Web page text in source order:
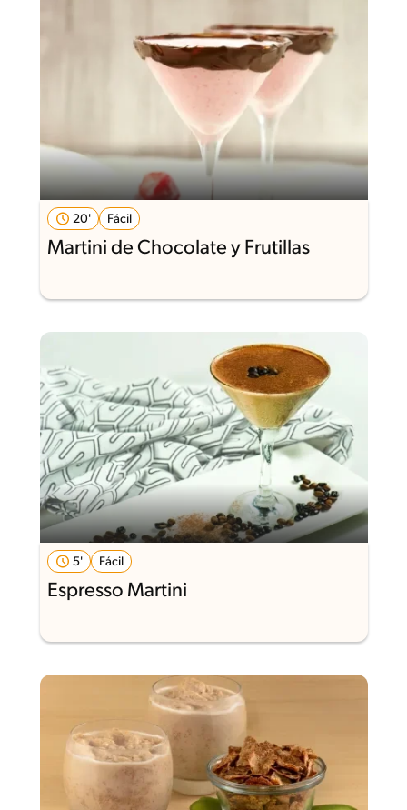
20' Fácil
Martini de Chocolate y Frutillas
5' Fácil
Espresso Martini